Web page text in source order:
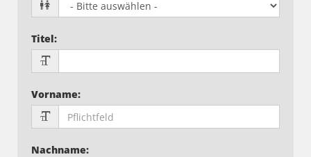
Titel:
Vorname:
Nachname: